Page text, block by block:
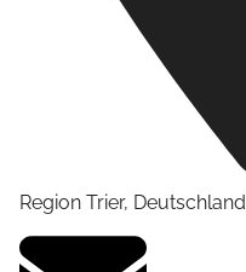
Region Trier, Deutschland